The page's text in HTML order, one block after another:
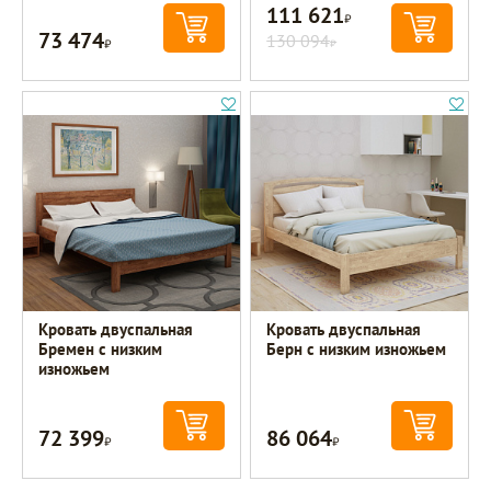
73 474Р
111 621Р
130 094Р
Кровать двуспальная
Бремен с низким
изножьем
72 399Р
Кровать двуспальная
Берн с низким изножьем
86 064Р